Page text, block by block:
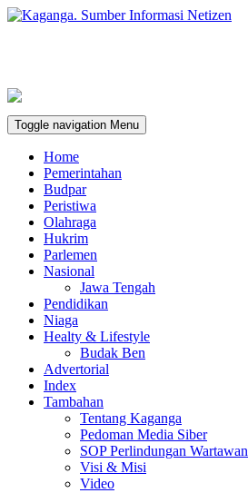
Toggle navigation Menu
Home
Pemerintahan
Budpar
Peristiwa
Olahraga
Hukrim
Parlemen
Nasional
Jawa Tengah
Pendidikan
Niaga
Healty & Lifestyle
Budak Ben
Advertorial
Index
Tambahan
Tentang Kaganga
Pedoman Media Siber
SOP Perlindungan Wartawan
Visi & Misi
Video